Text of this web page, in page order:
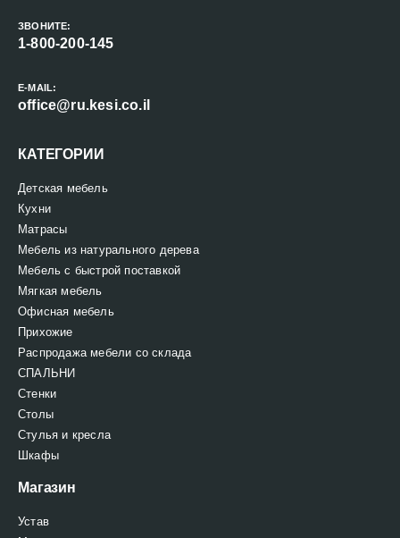
ЗВОНИТЕ:
1-800-200-145
E-MAIL:
office@ru.kesi.co.il
КАТЕГОРИИ
Детская мебель
Кухни
Матрасы
Мебель из натурального дерева
Мебель с быстрой поставкой
Мягкая мебель
Офисная мебель
Прихожие
Распродажа мебели со склада
СПАЛЬНИ
Стенки
Столы
Стулья и кресла
Шкафы
Магазин
Устав